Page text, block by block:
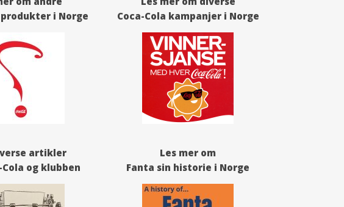
produkter i Norge
artikler
Cola og klubben
Coca-Cola kampanjer i Norge
Les mer om
Fanta sin historie i Norge